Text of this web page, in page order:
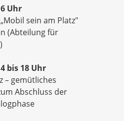
Uhr
sein am Platz"
(Abteilung für
bis 18 Uhr
– gemütliches
Abschluss der